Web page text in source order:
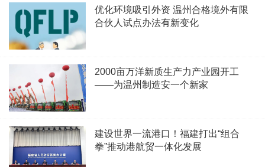
优化环境吸引外资 温州合格境外有限
合伙人试点办法有新变化
2000亩万洋新质生产力产业园开工
——为温州制造安一个新家
建设世界一流港口！福建打出“组合
拳”推动港航贸一体化发展